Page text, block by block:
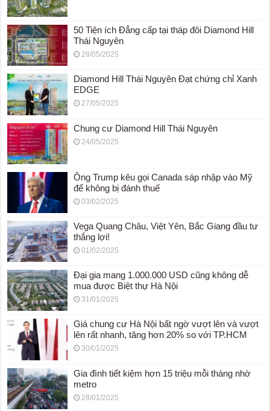
50 Tiện ích Đẳng cấp tại tháp đôi Diamond Hill
Thái Nguyên
28/05/2025
Diamond Hill Thái Nguyên Đạt chứng chỉ Xanh
EDGE
27/05/2025
Chung cư Diamond Hill Thái Nguyên
24/05/2025
Ông Trump kêu gọi Canada sáp nhập vào Mỹ
để không bị đánh thuế
03/02/2025
Vega Quang Châu, Việt Yên, Bắc Giang đầu tư
thắng lợi!
01/02/2025
Đại gia mang 1.000.000 USD cũng không dễ
mua được Biệt thự Hà Nội
31/01/2025
Giá chung cư Hà Nội bất ngờ vượt lên và vượt
lên rất nhanh, tăng hơn 20% so với TP.HCM
30/01/2025
Gia đình tiết kiệm hơn 15 triệu mỗi tháng nhờ
metro
28/01/2025